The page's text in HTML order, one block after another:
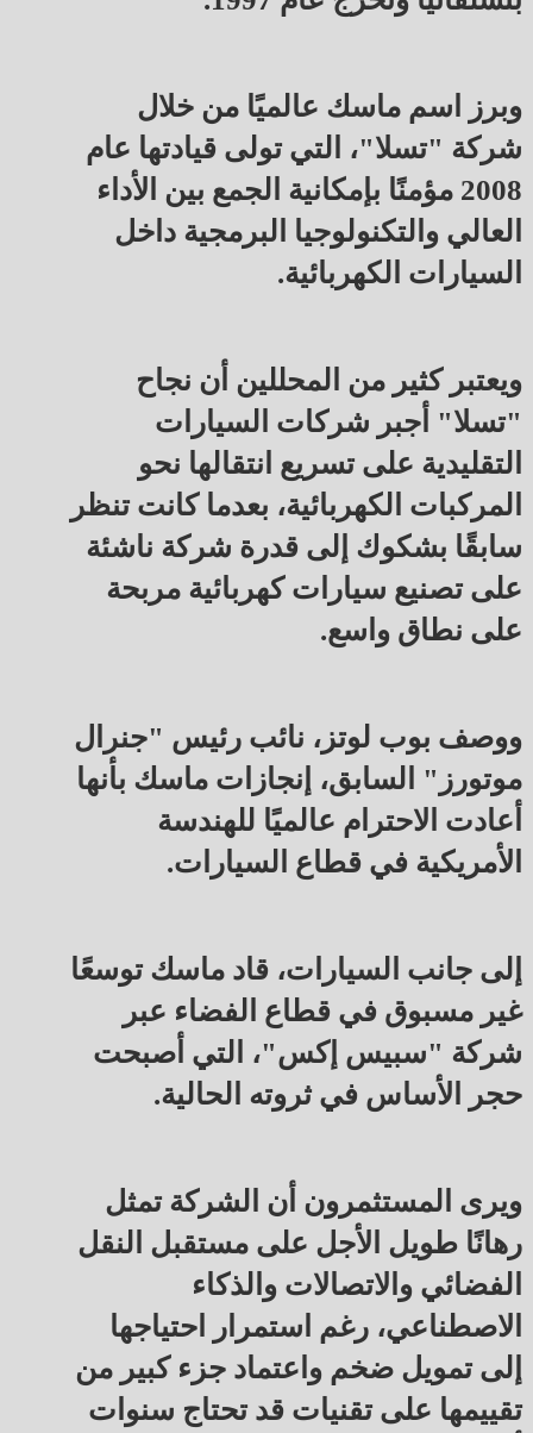
وبرز اسم ماسك عالميًا من خلال
شركة "تسلا"، التي تولى قيادتها عام
2008 مؤمنًا بإمكانية الجمع بين الأداء
العالي والتكنولوجيا البرمجية داخل
السيارات الكهربائية.
ويعتبر كثير من المحللين أن نجاح
"تسلا" أجبر شركات السيارات
التقليدية على تسريع انتقالها نحو
المركبات الكهربائية، بعدما كانت تنظر
سابقًا بشكوك إلى قدرة شركة ناشئة
على تصنيع سيارات كهربائية مربحة
على نطاق واسع.
ووصف بوب لوتز، نائب رئيس "جنرال
موتورز" السابق، إنجازات ماسك بأنها
أعادت الاحترام عالميًا للهندسة
الأمريكية في قطاع السيارات.
إلى جانب السيارات، قاد ماسك توسعًا
غير مسبوق في قطاع الفضاء عبر
شركة "سبيس إكس"، التي أصبحت
حجر الأساس في ثروته الحالية.
ويرى المستثمرون أن الشركة تمثل
رهانًا طويل الأجل على مستقبل النقل
الفضائي والاتصالات والذكاء
الاصطناعي، رغم استمرار احتياجها
إلى تمويل ضخم واعتماد جزء كبير من
تقييمها على تقنيات قد تحتاج سنوات